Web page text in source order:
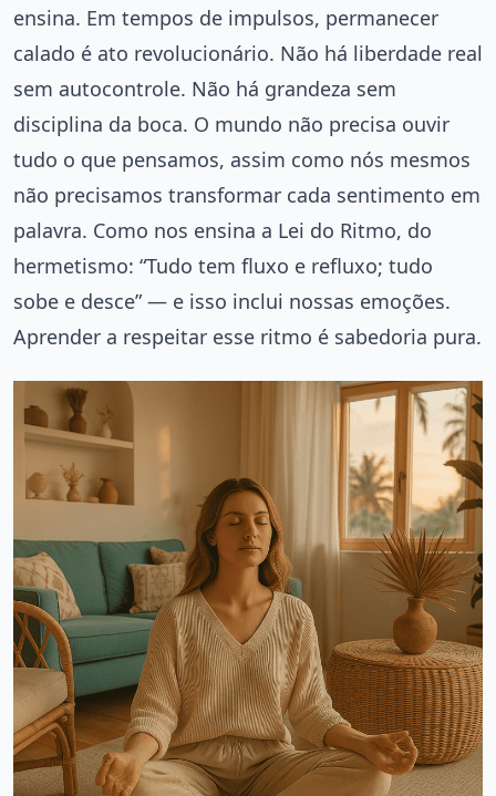
ensina. Em tempos de impulsos, permanecer
calado é ato revolucionário. Não há liberdade real
sem autocontrole. Não há grandeza sem
disciplina da boca. O mundo não precisa ouvir
tudo o que pensamos, assim como nós mesmos
não precisamos transformar cada sentimento em
palavra. Como nos ensina a Lei do Ritmo, do
hermetismo: “Tudo tem fluxo e refluxo; tudo
sobe e desce” — e isso inclui nossas emoções.
Aprender a respeitar esse ritmo é sabedoria pura.